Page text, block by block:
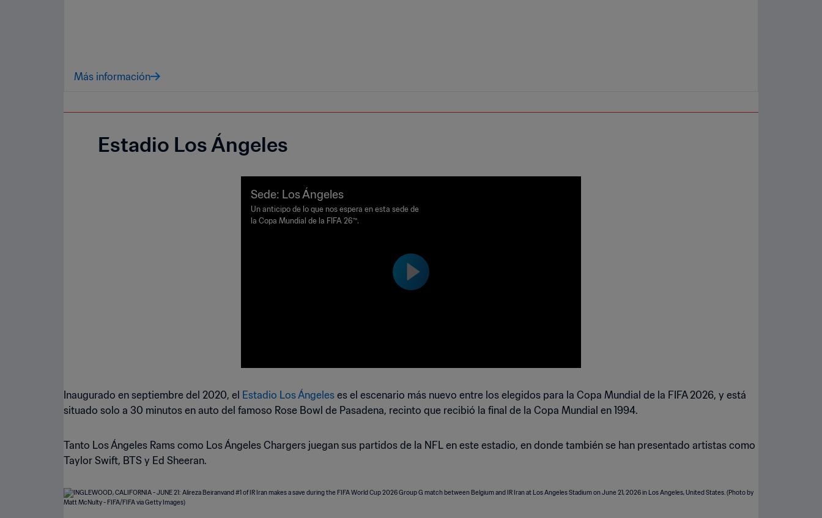
Más información
Estadio Los Ángeles
Sede: Los Ángeles
Un anticipo de lo que nos espera en esta sede de
la Copa Mundial de la FIFA 26™.
Inaugurado en septiembre del 2020, el Estadio Los Ángeles es el escenario más nuevo entre los elegidos para la Copa Mundial de la FIFA 2026, y está
situado solo a 30 minutos en auto del famoso Rose Bowl de Pasadena, recinto que recibió la final de la Copa Mundial en 1994.
Tanto Los Ángeles Rams como Los Ángeles Chargers juegan sus partidos de la NFL en este estadio, en donde también se han presentado artistas como
Taylor Swift, BTS y Ed Sheeran.